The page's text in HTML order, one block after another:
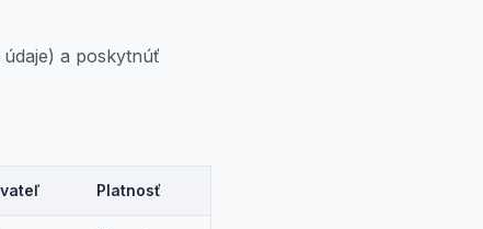
a poskytnúť
Platnosť